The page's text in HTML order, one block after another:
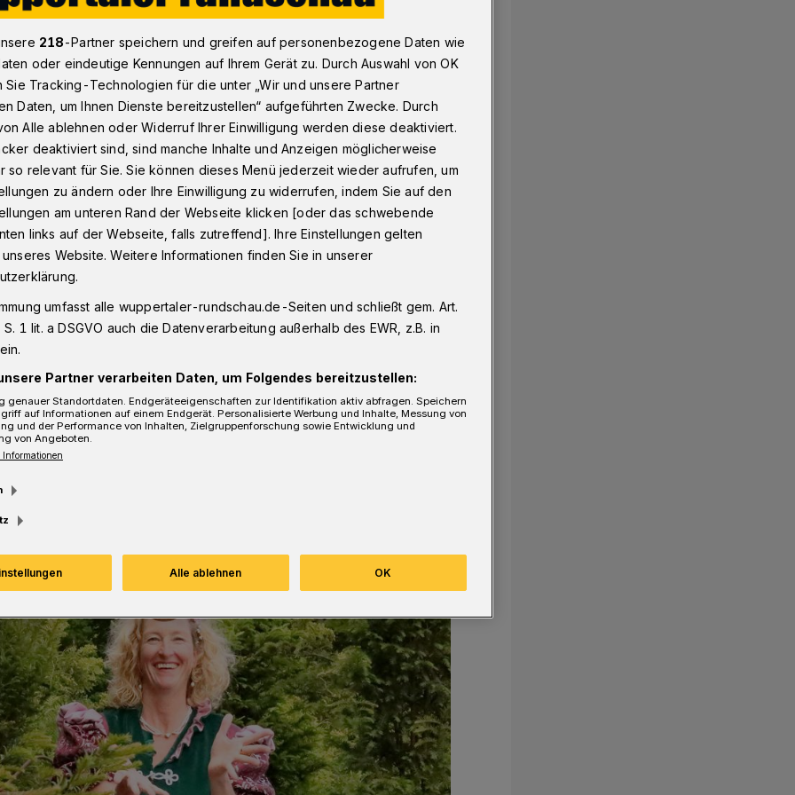
am 4. Dezember 2022 in Wuppertal
Weihnachten
kommt „Miss Fairytale“ Sonja Fischer
Jugend Barmen. Diesmal hat sie am 4.
eine gute Geschichte in ihrem
218-Partner speichern und greifen auf personenbezogene Daten wie
oder eindeutige Kennungen auf Ihrem Gerät zu. Durch Auswahl von OK
Sie Tracking-Technologien für die unter „Wir und unsere Partner
Daten, um Ihnen Dienste bereitzustellen“ aufgeführten Zwecke. Durch
Alle ablehnen oder Widerruf Ihrer Einwilligung werden diese deaktiviert.
deaktiviert sind, sind manche Inhalte und Anzeigen möglicherweise
so relevant für Sie. Sie können dieses Menü jederzeit wieder aufrufen, um
zu ändern oder Ihre Einwilligung zu widerrufen, indem Sie auf den
am unteren Rand der Webseite klicken [oder das schwebende
links auf der Webseite, falls zutreffend]. Ihre Einstellungen gelten
Website. Weitere Informationen finden Sie in unserer
umfasst alle wuppertaler-rundschau.de-Seiten und schließt gem. Art.
1 lit. a DSGVO auch die Datenverarbeitung außerhalb des EWR, z.B. in
Partner verarbeiten Daten, um Folgendes bereitzustellen:
genauer Standortdaten. Endgeräteeigenschaften zur Identifikation aktiv abfragen. Speichern
auf Informationen auf einem Endgerät. Personalisierte Werbung und Inhalte, Messung von
und der Performance von Inhalten, Zielgruppenforschung sowie Entwicklung und
von Angeboten.
Alle ablehnen OK